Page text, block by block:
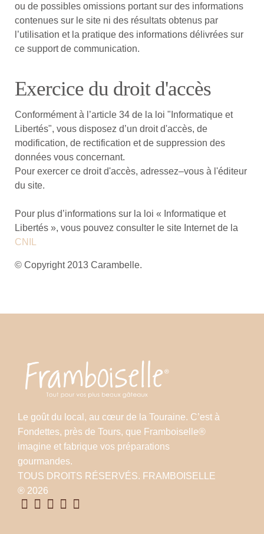
ou de possibles omissions portant sur des informations
contenues sur le site ni des résultats obtenus par
l’utilisation et la pratique des informations délivrées sur
ce support de communication.
Exercice du droit d'accès
Conformément à l’article 34 de la loi "Informatique et
Libertés", vous disposez d’un droit d'accès, de
modification, de rectification et de suppression des
données vous concernant.
Pour exercer ce droit d'accès, adressez–vous à l'éditeur
du site.
Pour plus d’informations sur la loi « Informatique et
Libertés », vous pouvez consulter le site Internet de la
CNIL
© Copyright 2013 Carambelle.
Le goût du local, au cœur de la Touraine. C’est à
Fondettes, près de Tours, que Framboiselle®
imagine et fabrique vos préparations
gourmandes.
TOUS DROITS RÉSERVÉS. FRAMBOISELLE
® 2026